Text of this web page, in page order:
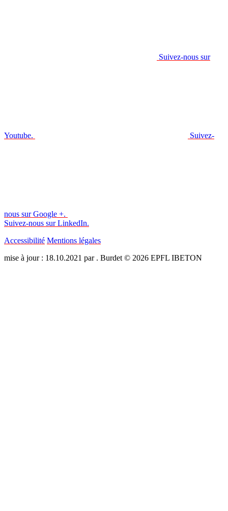
Suivez-nous sur
Youtube. Suivez-
nous sur Google +.
Suivez-nous sur LinkedIn.
Accessibilité Mentions légales
mise à jour : 18.10.2021 par . Burdet © 2026 EPFL IBETON